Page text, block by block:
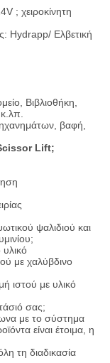
; χειροκίνητη
Hydrapp/ Ελβετική
Βιβλιοθήκη,
κ.λπ.
βαφή,
Lift;
ψαλιδιού και
με χαλύβδινο
ιστού με υλικό
σας;
με το σύστημα
είναι έτοιμα, η
τη διαδικασία